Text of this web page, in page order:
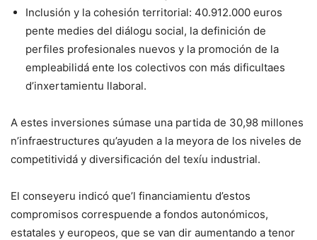
Inclusión y la cohesión territorial: 40.912.000 euros
pente medies del diálogu social, la definición de
perfiles profesionales nuevos y la promoción de la
empleabilidá ente los colectivos con más dificultaes
d’inxertamientu llaboral.
A estes inversiones súmase una partida de 30,98 millones
n’infraestructures qu’ayuden a la meyora de los niveles de
competitividá y diversificación del texíu industrial.
El conseyeru indicó que’l financiamientu d’estos
compromisos correspuende a fondos autonómicos,
estatales y europeos, que se van dir aumentando a tenor